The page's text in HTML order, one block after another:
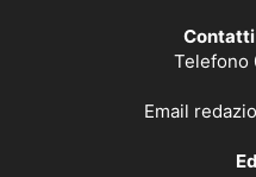
Telefono
Email